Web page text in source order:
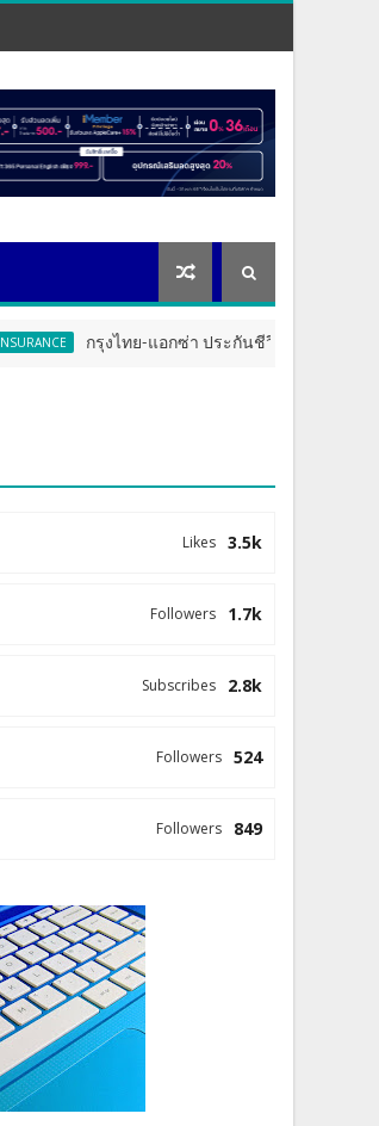
กรุงไทย-แอกซ่า ประกันชีวิต จัดงาน ERD Special
3.5k
Likes
1.7k
Followers
2.8k
Subscribes
524
Followers
849
Followers